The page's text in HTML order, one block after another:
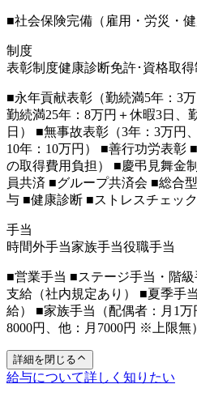
■社会保険完備（雇用・労災・健
制度
表彰制度健康診断免許･資格取
■永年貢献表彰（勤続満5年：3
勤続満25年：8万円＋休暇3日、
日） ■無事故表彰（3年：3万円
10年：10万円） ■善行功労表彰
の取得費用負担） ■慶弔見舞金
員共済 ■グループ共済会 ■総合
与 ■健康診断 ■ストレスチェック
手当
時間外手当家族手当役職手当
■営業手当 ■ステージ手当・階
支給（社内規定あり） ■夏季手
給） ■家族手当（配偶者：月1万
8000円、他：月7000円 ※上限無）
詳細を閉じる
給与について詳しく知りたい